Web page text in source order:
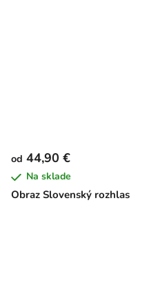
Obraz Slovenský rozhlas
od 44,90 €
Na sklade